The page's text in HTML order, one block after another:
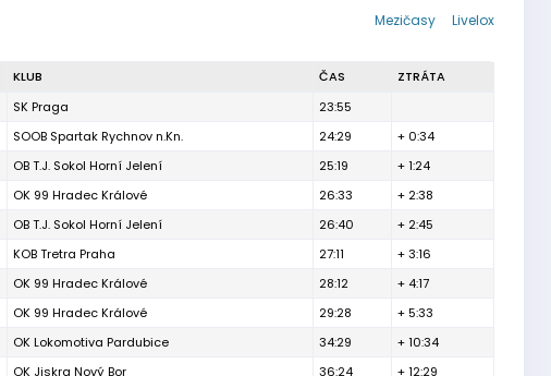
Livelox
Mezičasy
KLUB ČAS
ZTRÁTA
SK Praga
23:55
SOOB Spartak Rychnov n.Kn. 24:29
+ 0:34
OB T.J. Sokol Horní Jelení 25:19
+ 1:24
OK 99 Hradec Králové 26:33
+ 2:38
OB T.J. Sokol Horní Jelení 26:40
+ 2:45
KOB Tretra Praha 27:11
+ 3:16
OK 99 Hradec Králové 28:12
+ 4:17
OK 99 Hradec Králové 29:28
+ 5:33
OK Lokomotiva Pardubice 34:29
+ 10:34
OK Jiskra Nový Bor 36:24
+ 12:29